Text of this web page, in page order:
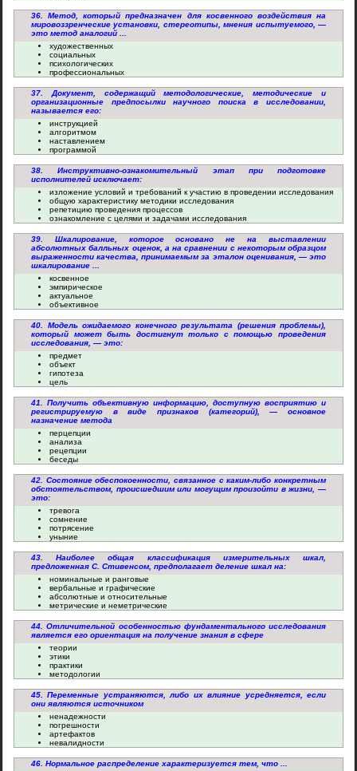
36. Метод, который предназначен для косвенного воздействия на
мировоззренческие установки, стереотипы, мнения испытуемого, —
это метод аналогий ...
художественных
социальных
психологических
профессиональных
37. Документ, содержащий методологические, методические и
организационные предпосылки научного поиска в исследовании,
называется его:
инструкцией
алгоритмом
наставлением
программой
38. Инструктивно-ознакомительный этап при подготовке
исполнителей исключает:
изложение условий и требований к участию в проведении исследования
общую характеристику методики исследования
репетицию проведения процессов
ознакомление с целями и задачами исследования
39. Шкалирование, которое основано не на выставлении
абсолютных балльных оценок, а на сравнении с некоторым образцом
выраженности качества, принимаемым за эталон оценивания, — это
шкалирование ...
косвенное
эмпирическое
актуальное
объективное
40. Модель ожидаемого конечного результата (решения проблемы),
который может быть достигнут только с помощью проведения
исследования, — это:
предмет
объект
гипотеза
цель
41. Получить объективную информацию, доступную восприятию и
регистрируемую в виде признаков (категорий), — основное
назначение метода
перцепции
анализа
рецепции
беседы
42. Состояние обеспокоенности, связанное с каким-либо конкретным
обстоятельством, происшедшим или могущим произойти в жизни, —
это:
тревога
сомнение
потрясение
уныние
43. Наиболее общая классификация измерительных шкал,
предложенная С. Стивенсом, предполагает деление шкал на:
номинальные и ранговые
вербальные и графические
абсолютные и относительные
метрические и неметрические
44. Отличительной особенностью фундаментального исследования
является его ориентация на получение знания в сфере
теории
этики
практики
методологии
45. Переменные устраняются, либо их влияние усредняется, если
они являются источником
ненадежности
погрешности
артефактов
невалидности
46. Нормальное распределение характеризуется тем, что ...